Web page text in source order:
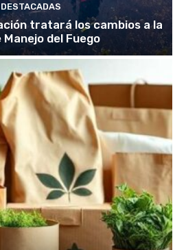
DESTACADAS
tratará los cambios a la
Manejo del Fuego